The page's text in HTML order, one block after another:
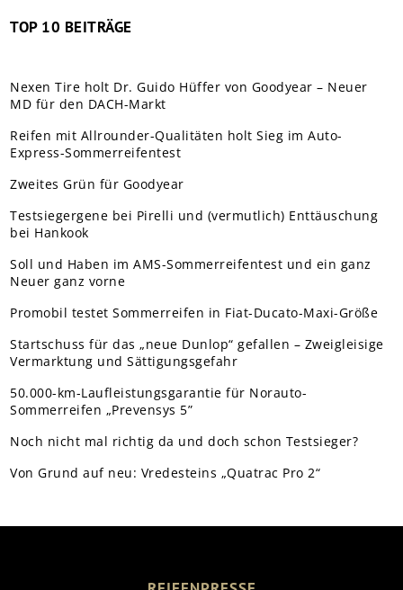
TOP 10 BEITRÄGE
Nexen Tire holt Dr. Guido Hüffer von Goodyear – Neuer
MD für den DACH-Markt
Reifen mit Allrounder-Qualitäten holt Sieg im Auto-
Express-Sommerreifentest
Zweites Grün für Goodyear
Testsiegergene bei Pirelli und (vermutlich) Enttäuschung
bei Hankook
Soll und Haben im AMS-Sommerreifentest und ein ganz
Neuer ganz vorne
Promobil testet Sommerreifen in Fiat-Ducato-Maxi-Größe
Startschuss für das „neue Dunlop“ gefallen – Zweigleisige
Vermarktung und Sättigungsgefahr
50.000-km-Laufleistungsgarantie für Norauto-
Sommerreifen „Prevensys 5”
Noch nicht mal richtig da und doch schon Testsieger?
Von Grund auf neu: Vredesteins „Quatrac Pro 2“